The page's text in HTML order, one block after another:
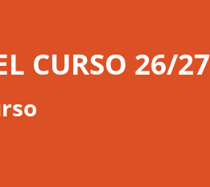
CURSO 26/27